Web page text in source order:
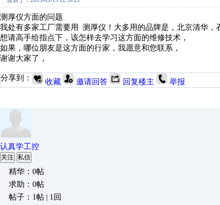
测厚仪方面的问题
我处有多家工厂需要用 测厚仪！大多用的品牌是，北京清华，
想请高手给指点下，该怎样去学习这方面的维修技术，
如果，哪位朋友是这方面的行家，我愿意和您联系，
谢谢大家了，
分享到： 收藏 邀请回答 回复楼主 举报
认真学工控
关注 私信
精华：0帖
求助：0帖
帖子：1帖 | 1回